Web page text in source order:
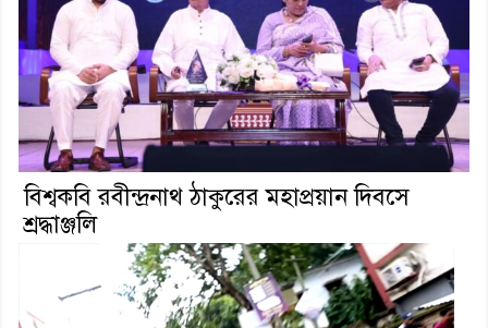
বিশ্বকবি রবীন্দ্রনাথ ঠাকুরের মহাপ্রয়ান দিবসে
শ্রদ্ধাঞ্জলি